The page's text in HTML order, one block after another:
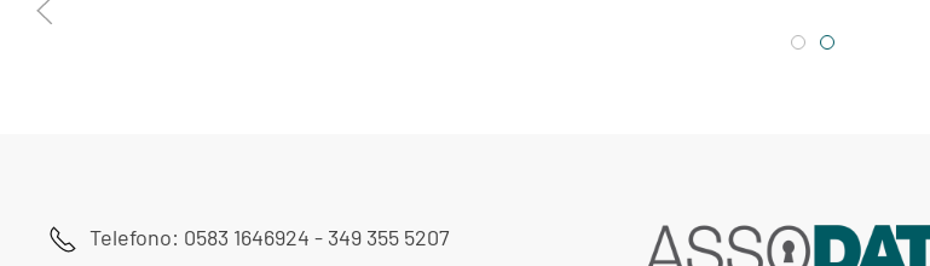
Telefono: 0583 1646924 - 349 355 5207